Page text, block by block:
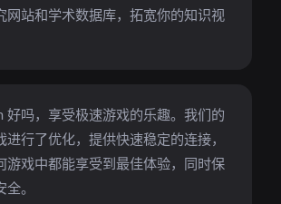
网站和学术数据库，拓宽你的知识视
好吗，享受极速游戏的乐趣。我们的
进行了优化，提供快速稳定的连接，
游戏中都能享受到最佳体验，同时保
。